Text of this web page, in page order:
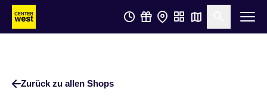
Zum
Hauptinhalt
Zum
Footer
Suche
Zurück zu allen Shops